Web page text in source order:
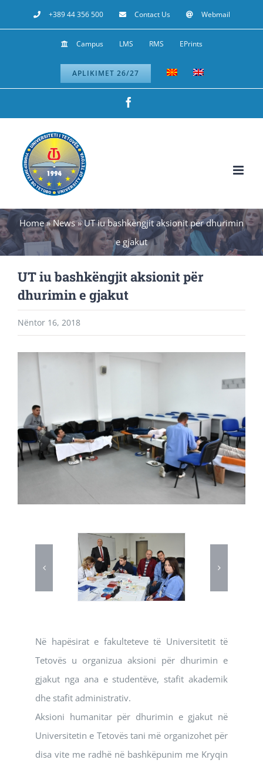
to
+389 44 356 500 Contact Us Webmail
Campus LMS RMS EPrints
APLIKIMET 26/27
Home»News»UT iu bashkëngjit aksionit për dhurimin
e gjakut
UT iu bashkëngjit aksionit për
dhurimin e gjakut
Nëntor 16, 2018
Larger
Në hapësirat e fakulteteve të Universitetit të
Tetovës u organizua aksioni për dhurimin e
gjakut nga ana e studentëve, stafit akademik
dhe stafit administrativ.
Aksioni humanitar për dhurimin e gjakut në
Universitetin e Tetovës tani më organizohet për
disa vite me radhë në bashkëpunim me Kryqin